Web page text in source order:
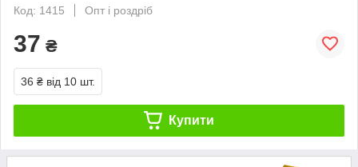
Код: 1415
Опт і роздріб
37 ₴
36 ₴ від 10 шт.
Купити